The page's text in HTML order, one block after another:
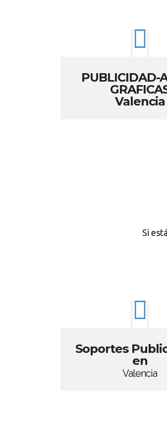
PUBLICIDAD-
Valencia
Si
Soportes
en
Valencia